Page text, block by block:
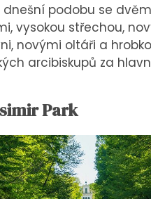
podobu se
vysokou střechou,
novými oltáři a
arcibiskupů za
Park